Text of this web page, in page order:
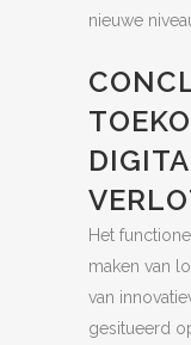
nieuwe
Het
maken van
van
gesitueerd